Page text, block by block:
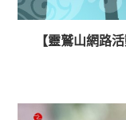
【靈鷲山網路